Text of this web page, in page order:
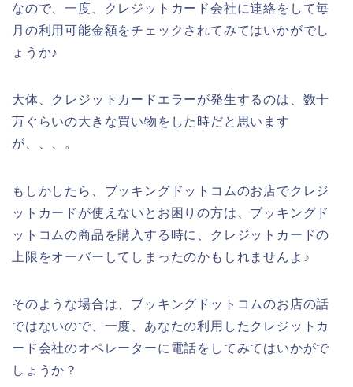
なので、一度、クレジットカード会社に連絡をして毎
月の利用可能金額をチェックされてみてはいかがでし
ょうか♪
大体、クレジットカードエラーが発生するのは、数十
万ぐらいの大きな買い物をした時だと思います
が、、、。
もしかしたら、ブッキングドットコムのお店でクレジ
ットカードが使えないとお困りの方は、ブッキングド
ットコムの商品を購入する時に、クレジットカードの
上限をオーバーしてしまったのかもしれませんよ♪
そのような場合は、ブッキングドットコムのお店の話
ではないので、一度、あなたの利用したクレジットカ
ード会社のオペレーターに電話をしてみてはいかがで
しょうか？